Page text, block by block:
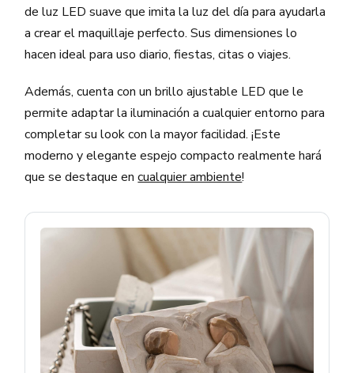
de luz LED suave que imita la luz del día para ayudarla
a crear el maquillaje perfecto. Sus dimensiones lo
hacen ideal para uso diario, fiestas, citas o viajes.
Además, cuenta con un brillo ajustable LED que le
permite adaptar la iluminación a cualquier entorno para
completar su look con la mayor facilidad. ¡Este
moderno y elegante espejo compacto realmente hará
que se destaque encualquier ambiente!